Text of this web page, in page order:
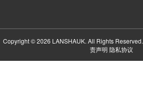
Copyright © 2026 LANSHAUK. All Rights Reserved.
责声明 隐私协议